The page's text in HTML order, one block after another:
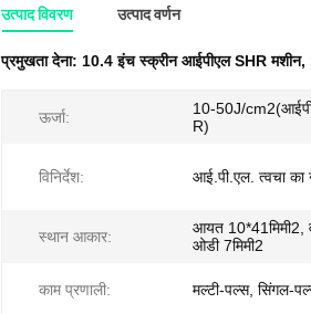
उत्पाद विवरण उत्पाद वर्णन
प्रमुखता देना: 10.4 इंच स्क्रीन आईपीएल SHR मशीन,
ऊर्जा:
10-50J/
R)
विनिर्देश: आई.पी.एल. त्वचा का
स्थान आकार:
आयत 10*41मिमी2,
ओडी 7मिमी2
काम प्रणाली: मल्टी-पल्स, सिंगल-